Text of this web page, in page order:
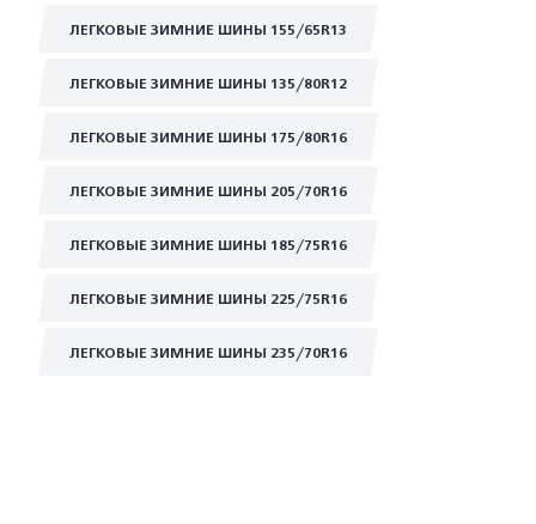
ЛЕГКОВЫЕ ЗИМНИЕ ШИНЫ 155/65R13
ЛЕГКОВЫЕ ЗИМНИЕ ШИНЫ 135/80R12
ЛЕГКОВЫЕ ЗИМНИЕ ШИНЫ 175/80R16
ЛЕГКОВЫЕ ЗИМНИЕ ШИНЫ 205/70R16
ЛЕГКОВЫЕ ЗИМНИЕ ШИНЫ 185/75R16
ЛЕГКОВЫЕ ЗИМНИЕ ШИНЫ 225/75R16
ЛЕГКОВЫЕ ЗИМНИЕ ШИНЫ 235/70R16